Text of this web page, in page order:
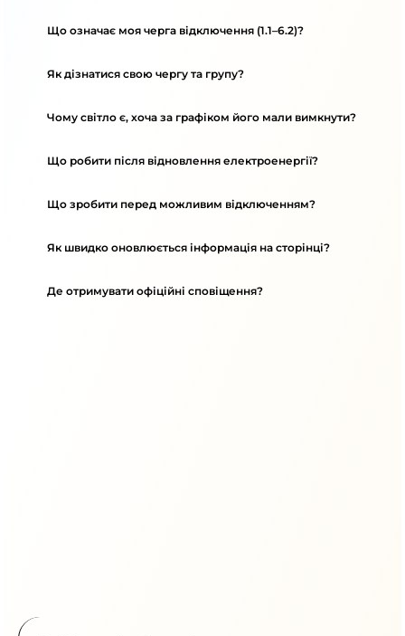
Що означає моя черга відключення (1.1–6.2)?
Як дізнатися свою чергу та групу?
Чому світло є, хоча за графіком його мали вимкнути?
Що робити після відновлення електроенергії?
Що зробити перед можливим відключенням?
Як швидко оновлюється інформація на сторінці?
Де отримувати офіційні сповіщення?